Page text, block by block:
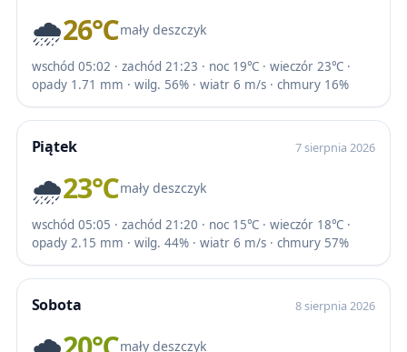
🌧️26℃mały deszczyk
wschód 05:02 · zachód 21:23 · noc 19℃ · wieczór 23℃ ·
opady 1.71 mm · wilg. 56% · wiatr 6 m/s · chmury 16%
Piątek 7 sierpnia 2026
🌧️23℃mały deszczyk
wschód 05:05 · zachód 21:20 · noc 15℃ · wieczór 18℃ ·
opady 2.15 mm · wilg. 44% · wiatr 6 m/s · chmury 57%
Sobota 8 sierpnia 2026
mały deszczyk